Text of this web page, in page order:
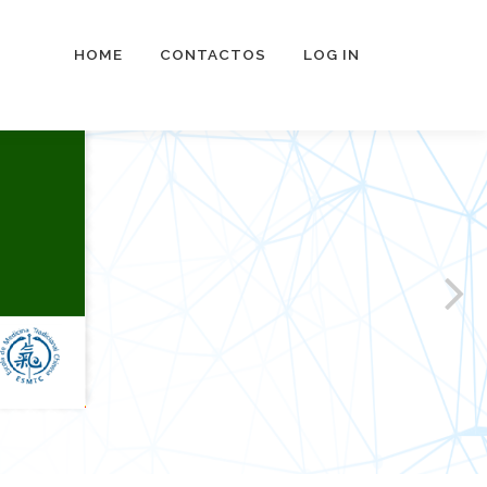
HOME CONTACTOS LOG IN